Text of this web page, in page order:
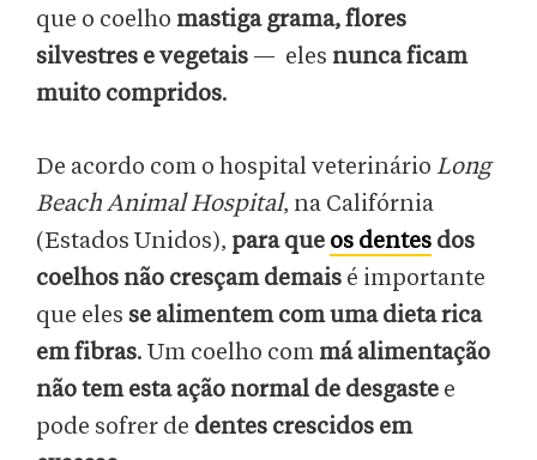
que o coelho mastiga grama, flores
silvestres e vegetais — eles nunca ficam
muito compridos.
De acordo com o hospital veterinário Long
Beach Animal Hospital, na Califórnia
(Estados Unidos), para que os dentes dos
coelhos não cresçam demais é importante
que eles se alimentem com uma dieta rica
em fibras. Um coelho com má alimentação
não tem esta ação normal de desgaste e
pode sofrer de dentes crescidos em